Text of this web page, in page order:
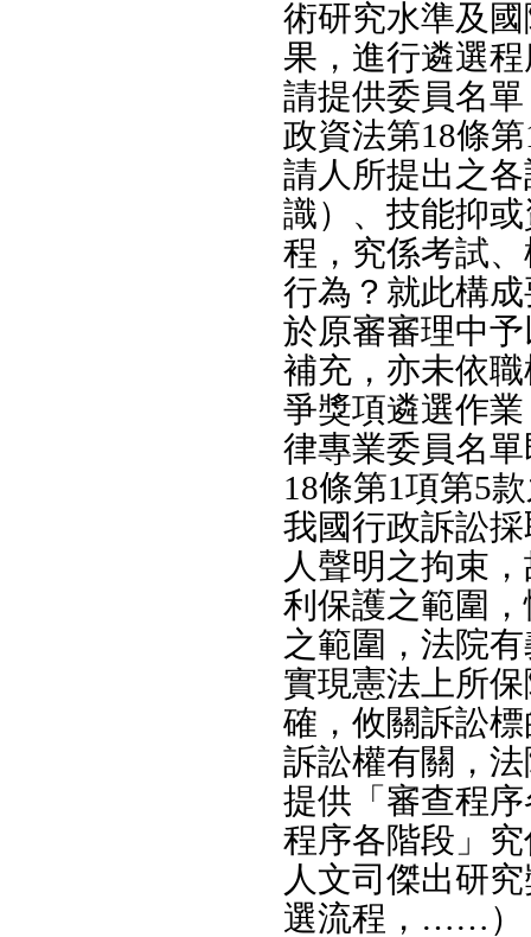
術研究水準及
果，進行遴選
請提供委員名
政資法第18條
請人所提出之
識）、技能抑
程，究係考試
行為？就此構
於原審審理中
補充，亦未依
爭獎項遴選作
律專業委員名
18條第1項第5
我國行政訴訟
人聲明之拘束
利保護之範圍
之範圍，法院
實現憲法上所
確，攸關訴訟
訴訟權有關，
提供「審查程
程序各階段」
人文司傑出研
選流程，……）